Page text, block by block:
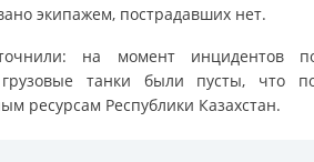
экипажем, пострадавших нет.
на момент инцидентов
грузовые танки были пусты, что
ресурсам Республики Казахстан.